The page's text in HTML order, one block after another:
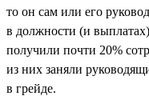
то он сам или его
в должности (и
получили почти 20%
из них заняли
в грейде.